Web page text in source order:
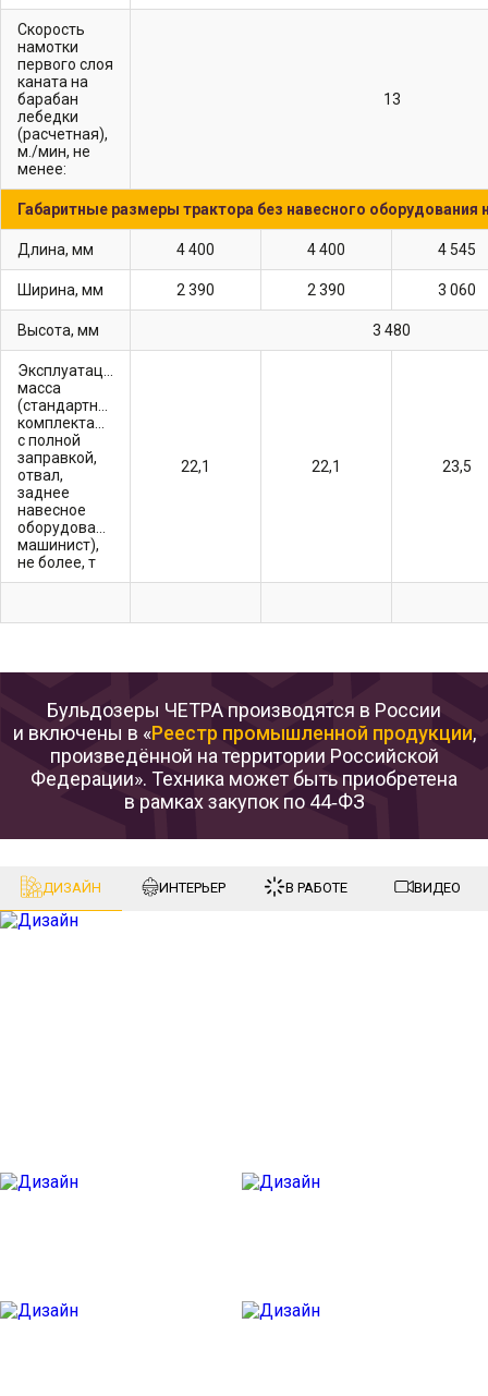
Скорость
намотки
первого слоя
каната на
барабан
лебедки
(расчетная),
м./мин, не
менее:
13
Габаритные размеры трактора без навесного оборудования
длина, мм 4 400 4 400 4 545
ширина, мм 2 390 2 390 3 060
высота, мм 3 480
Эксплуатационная
масса
(стандартной
комплектации,
с полной
заправкой,
отвал,
заднее
навесное
оборудование,
машинист),
не более, т
22,1 22,1 23,5
Бульдозеры ЧЕТРА производятся в России
и включены в «Реестр промышленной продукции,
произведённой на территории Российской
Федерации». Техника может быть приобретена
в рамках закупок по 44‑ФЗ
ДИЗАЙН ИНТЕРЬЕР В РАБОТЕ ВИДЕО